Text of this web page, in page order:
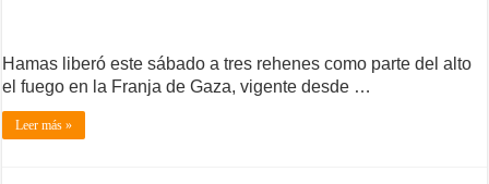
Hamas liberó este sábado a tres rehenes como parte del alto
el fuego en la Franja de Gaza, vigente desde …
Leer más »